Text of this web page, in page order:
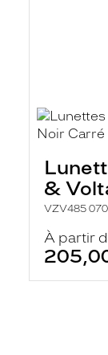
&
VZV485
À partir